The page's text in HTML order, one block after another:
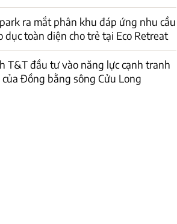
ra mắt phân khu đáp ứng nhu cầu
dục toàn diện cho trẻ tại Eco Retreat
T&T đầu tư vào năng lực cạnh tranh
của Đồng bằng sông Cửu Long